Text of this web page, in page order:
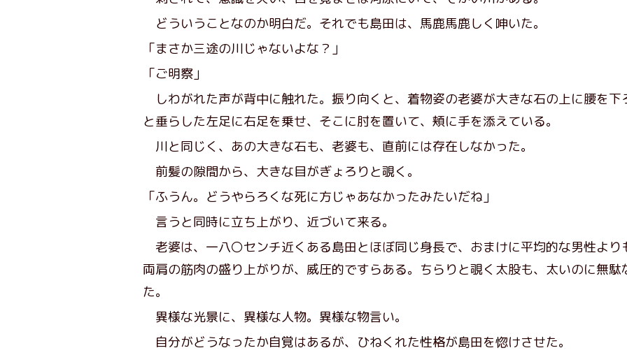
どういうことなのか明白だ。それでも島田は、馬鹿馬鹿しく呻いた。
「まさか三途の川じゃないよな？」
「ご明察」
しわがれた声が背中に触れた。振り向くと、着物姿の老婆が大きな石の上に腰を
と垂らした左足に右足を乗せ、そこに肘を置いて、頬に手を添えている。
川と同じく、あの大きな石も、老婆も、直前には存在しなかった。
前髪の隙間から、大きな目がぎょろりと覗く。
「ふうん。どうやらろくな死に方じゃあなかったみたいだね」
言うと同時に立ち上がり、近づいて来る。
老婆は、一八〇センチ近くある島田とほぼ同じ身長で、おまけに平均的な男性よ
両肩の筋肉の盛り上がりが、威圧的ですらある。ちらりと覗く太股も、太いのに無
た。
異様な光景に、異様な人物。異様な物言い。
自分がどうなったか自覚はあるが、ひねくれた性格が島田を惚けさせた。